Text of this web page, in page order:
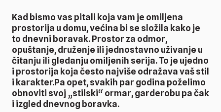
Kad bismo vas pitali koja vam je omiljena
prostorija u domu, većina bi se složila kako je
to dnevni boravak. Prostor za odmor,
opuštanje, druženje ili jednostavno uživanje u
čitanju ili gledanju omiljenih serija. To je ujedno
i prostorija koja često najviše odražava vaš stil
i karakter.Pa opet, svakih par godina poželimo
obnoviti svoj „stilski“ ormar, garderobu pa čak
i izgled dnevnog boravka.